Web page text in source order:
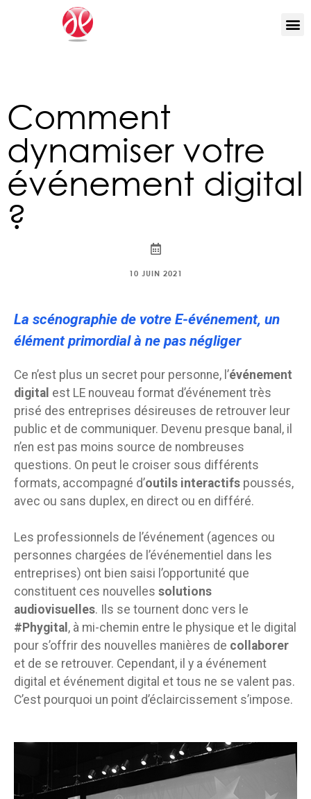
Comment
dynamiser votre
événement digital
?
10 JUIN 2021
La scénographie de votre E-événement, un
élément primordial à ne pas négliger
Ce n’est plus un secret pour personne, l’événement
digital est LE nouveau format d’événement très
prisé des entreprises désireuses de retrouver leur
public et de communiquer. Devenu presque banal, il
n’en est pas moins source de nombreuses
questions. On peut le croiser sous différents
formats, accompagné d’outils interactifs poussés,
avec ou sans duplex, en direct ou en différé.
Les professionnels de l’événement (agences ou
personnes chargées de l’événementiel dans les
entreprises) ont bien saisi l’opportunité que
constituent ces nouvelles solutions
audiovisuelles. Ils se tournent donc vers le
#Phygital , à mi-chemin entre le physique et le digital
pour s’offrir des nouvelles manières de collaborer
et de se retrouver. Cependant, il y a événement
digital et événement digital et tous ne se valent pas.
C’est pourquoi un point d’éclaircissement s’impose.